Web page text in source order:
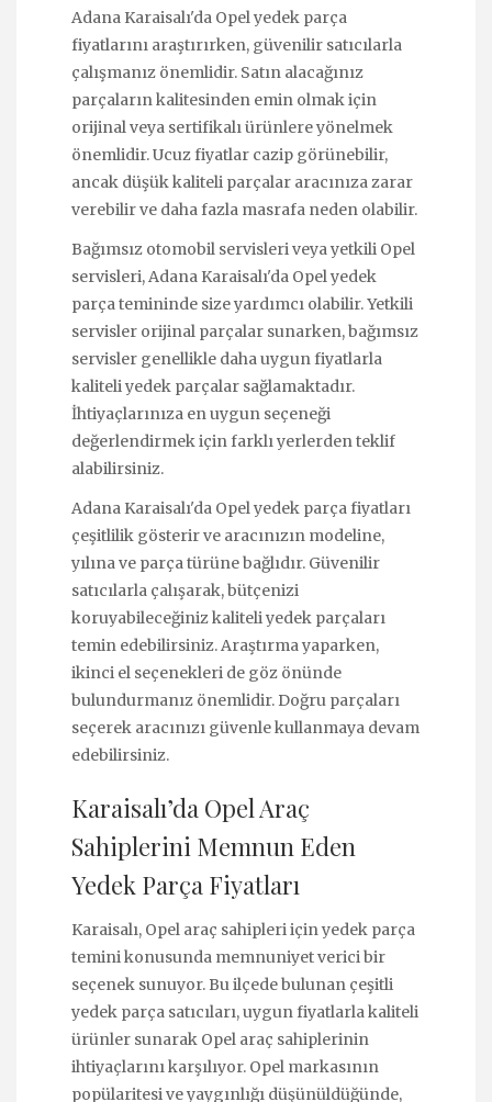
Adana Karaisalı'da Opel yedek parça
fiyatlarını araştırırken, güvenilir satıcılarla
çalışmanız önemlidir. Satın alacağınız
parçaların kalitesinden emin olmak için
orijinal veya sertifikalı ürünlere yönelmek
önemlidir. Ucuz fiyatlar cazip görünebilir,
ancak düşük kaliteli parçalar aracınıza zarar
verebilir ve daha fazla masrafa neden olabilir.
Bağımsız otomobil servisleri veya yetkili Opel
servisleri, Adana Karaisalı'da Opel yedek
parça temininde size yardımcı olabilir. Yetkili
servisler orijinal parçalar sunarken, bağımsız
servisler genellikle daha uygun fiyatlarla
kaliteli yedek parçalar sağlamaktadır.
İhtiyaçlarınıza en uygun seçeneği
değerlendirmek için farklı yerlerden teklif
alabilirsiniz.
Adana Karaisalı'da Opel yedek parça fiyatları
çeşitlilik gösterir ve aracınızın modeline,
yılına ve parça türüne bağlıdır. Güvenilir
satıcılarla çalışarak, bütçenizi
koruyabileceğiniz kaliteli yedek parçaları
temin edebilirsiniz. Araştırma yaparken,
ikinci el seçenekleri de göz önünde
bulundurmanız önemlidir. Doğru parçaları
seçerek aracınızı güvenle kullanmaya devam
edebilirsiniz.
Karaisalı’da Opel Araç
Sahiplerini Memnun Eden
Yedek Parça Fiyatları
Karaisalı, Opel araç sahipleri için yedek parça
temini konusunda memnuniyet verici bir
seçenek sunuyor. Bu ilçede bulunan çeşitli
yedek parça satıcıları, uygun fiyatlarla kaliteli
ürünler sunarak Opel araç sahiplerinin
ihtiyaçlarını karşılıyor. Opel markasının
popülaritesi ve yaygınlığı düşünüldüğünde,